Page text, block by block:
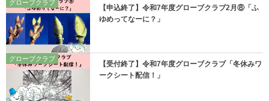
グローブクラブ
【申込終了】令和7年度グローブクラブ2月⑧「ふ
ゆめってなーに？」
グローブクラブ
【受付終了】令和7年度グローブクラブ「冬休みワ
ークシート配信！」